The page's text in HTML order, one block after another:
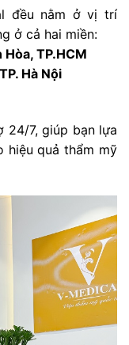
đều nằm ở vị trí
ở cả hai miền:
TP.HCM
Hà Nội
24/7, giúp bạn lựa
hiệu quả thẩm mỹ